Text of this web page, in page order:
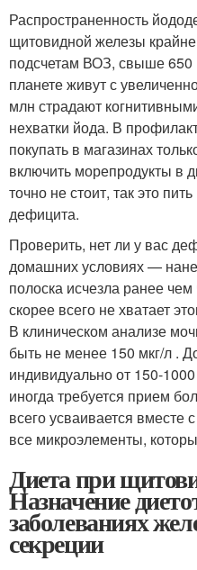
Распространенность
щитовидной железы
подсчетам ВОЗ, свыше
планете живут с
млн страдают
нехватки йода. В
покупать в магазинах
включить морепродукты в
точно не стоит, так это
дефицита.
Проверить, нет ли у вас
домашних условиях —
полоска исчезла ранее
скорее всего не хватает
В клиническом анализе
быть не менее 150 мкг/л .
индивидуально от 150-
иногда требуется прием
всего усваивается вместе
все микроэлементы,
Диета при
Назначение
заболеваниях
секреции